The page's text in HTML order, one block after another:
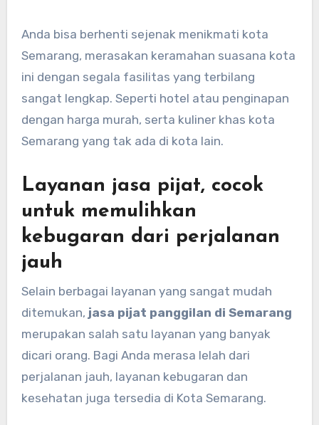
Anda bisa berhenti sejenak menikmati kota
Semarang, merasakan keramahan suasana kota
ini dengan segala fasilitas yang terbilang
sangat lengkap. Seperti hotel atau penginapan
dengan harga murah, serta kuliner khas kota
Semarang yang tak ada di kota lain.
Layanan jasa pijat, cocok
untuk memulihkan
kebugaran dari perjalanan
jauh
Selain berbagai layanan yang sangat mudah
ditemukan, jasa pijat panggilan di Semarang
merupakan salah satu layanan yang banyak
dicari orang. Bagi Anda merasa lelah dari
perjalanan jauh, layanan kebugaran dan
kesehatan juga tersedia di Kota Semarang.